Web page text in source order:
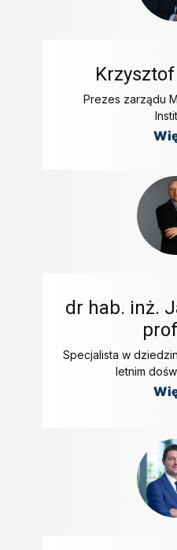
Prezes zarządu
dr hab. inż.
Specjalista w
letnim